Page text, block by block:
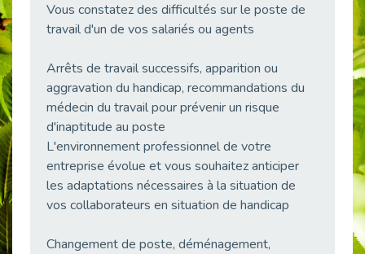
Publié le 21/05/2026
Publié le 18/05/2026
Fibromyalgie : Quand la douleur invisible s’invite au bureau
Publié le 12/05/2026
Publié le 12/05/2026
Publié le 04/05/2026
Publié le 04/05/2026
Vous constatez des difficultés sur le poste de
travail d'un de vos salariés ou agents
Arrêts de travail successifs, apparition ou
aggravation du handicap, recommandations du
médecin du travail pour prévenir un risque
d'inaptitude au poste
L'environnement professionnel de votre
entreprise évolue et vous souhaitez anticiper
les adaptations nécessaires à la situation de
vos collaborateurs en situation de handicap
Changement de poste, déménagement,